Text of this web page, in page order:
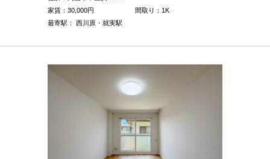
家賃： 30,000円
間取り：1K
最寄駅： 西川原・就実駅